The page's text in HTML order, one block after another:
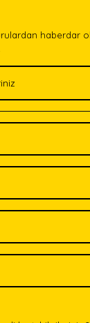
eksik bilgiler
bulunuyor.
daha pahalı.
alternatifler olmalı.
haberdar